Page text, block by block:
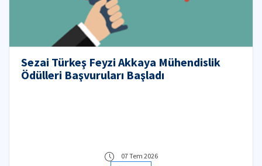
Sezai Türkeş Feyzi Akkaya Mühendislik
Ödülleri Başvuruları Başladı
07 Tem 2026